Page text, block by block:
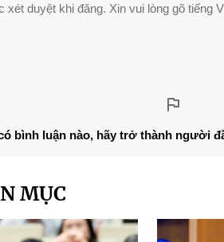
duyệt khi đăng. Xin vui lòng gõ tiếng
bình luận nào, hãy trở thành người
MỤC